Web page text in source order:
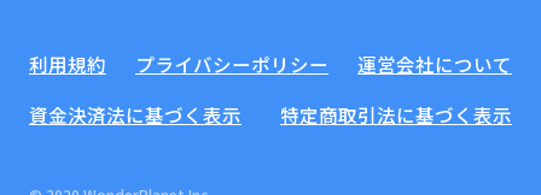
利用規約 プライバシーポリシー
運営会社について
資金決済法に基づく表示
特定商取引法に基づく表示